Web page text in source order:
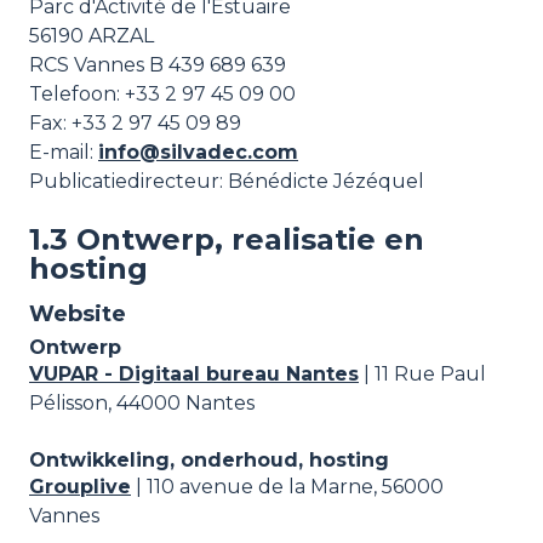
Parc d'Activité de l'Estuaire
56190 ARZAL
RCS Vannes B 439 689 639
Telefoon: +33 2 97 45 09 00
Fax: +33 2 97 45 09 89
E-mail: info@silvadec.com
Publicatiedirecteur: Bénédicte Jézéquel
1.3 Ontwerp, realisatie en
hosting
Website
Ontwerp
VUPAR - Digitaal bureau Nantes | 11 Rue Paul
Pélisson, 44000 Nantes
Ontwikkeling, onderhoud, hosting
Grouplive | 110 avenue de la Marne, 56000
Vannes